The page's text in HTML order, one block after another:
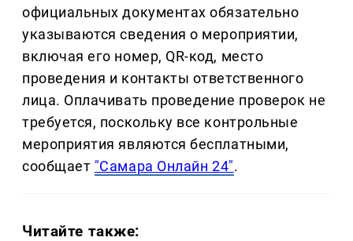
официальных документах обязательно
указываются сведения о мероприятии,
включая его номер, QR-код, место
проведения и контакты ответственного
лица. Оплачивать проведение проверок не
требуется, поскольку все контрольные
мероприятия являются бесплатными,
сообщает "Самара Онлайн 24".
Читайте также: